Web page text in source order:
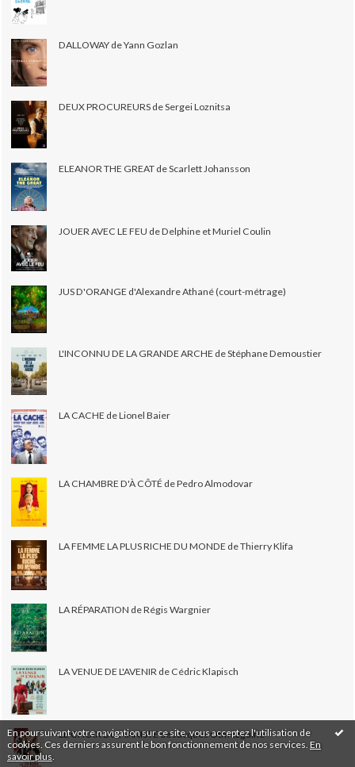
En poursuivant votre navigation sur ce site, vous acceptez l'utilisation de
cookies. Ces derniers assurent le bon fonctionnement de nos services. En
savoir plus
DALLOWAY de Yann Gozlan
DEUX PROCUREURS de Sergei Loznitsa
ELEANOR THE GREAT de Scarlett Johansson
JOUER AVEC LE FEU de Delphine et Muriel Coulin
JUS D'ORANGE d'Alexandre Athané (court-métrage)
L'INCONNU DE LA GRANDE ARCHE de Stéphane Demoustier
LA CACHE de Lionel Baier
LA CHAMBRE D'À CÔTÉ de Pedro Almodovar
LA FEMME LA PLUS RICHE DU MONDE de Thierry Klifa
LA RÉPARATION de Régis Wargnier
LA VENUE DE L'AVENIR de Cédric Klapisch
LE CHOIX DU PIANISTE de Jacques Otmezguine